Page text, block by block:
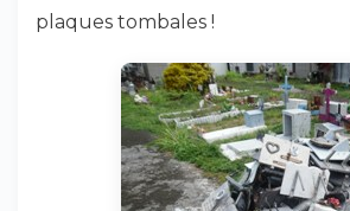
plaques tombales !